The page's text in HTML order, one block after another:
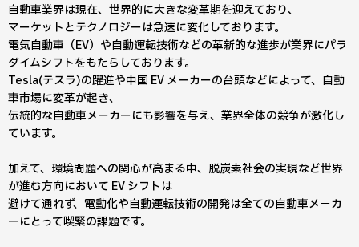
自動車業界は現在、世界的に大きな変革期を迎えており、
マーケットとテクノロジーは急速に変化しております。
電気自動車（EV）や自動運転技術などの革新的な進歩が業界にパラ
ダイムシフトをもたらしております。
Tesla(テスラ)の躍進や中国 EV メーカーの台頭などによって、自動
車市場に変革が起き、
伝統的な自動車メーカーにも影響を与え、業界全体の競争が激化し
ています。
加えて、環境問題への関心が高まる中、脱炭素社会の実現など世界
が進む方向において EV シフトは
避けて通れず、電動化や自動運転技術の開発は全ての自動車メーカ
ーにとって喫緊の課題です。